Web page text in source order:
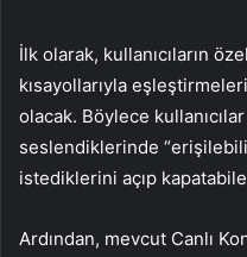
İlk olarak, kullanıcıların
kısayollarıyla
olacak. Böylece
seslendiklerinde
istediklerini açıp
Ardından, mevcut Canlı